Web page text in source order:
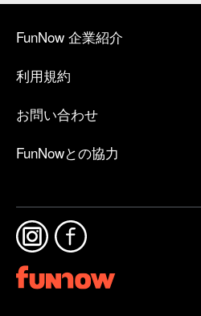
FunNow 企業紹介
利用規約
お問い合わせ
FunNowとの協力